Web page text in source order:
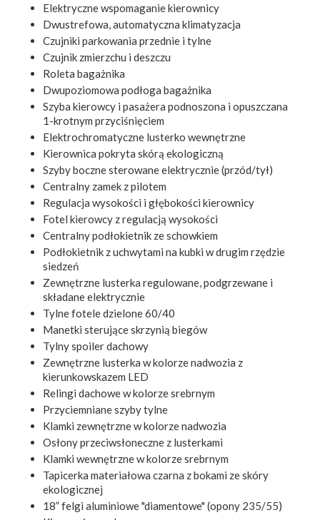
Elektryczne wspomaganie kierownicy
Dwustrefowa, automatyczna klimatyzacja
Czujniki parkowania przednie i tylne
Czujnik zmierzchu i deszczu
Roleta bagażnika
Dwupoziomowa podłoga bagażnika
Szyba kierowcy i pasażera podnoszona i opuszczana
1-krotnym przyciśnięciem
Elektrochromatyczne lusterko wewnętrzne
Kierownica pokryta skórą ekologiczną
Szyby boczne sterowane elektrycznie (przód/tył)
Centralny zamek z pilotem
Regulacja wysokości i głębokości kierownicy
Fotel kierowcy z regulacją wysokości
Centralny podłokietnik ze schowkiem
Podłokietnik z uchwytami na kubki w drugim rzędzie
siedzeń
Zewnętrzne lusterka regulowane, podgrzewane i
składane elektrycznie
Tylne fotele dzielone 60/40
Manetki sterujące skrzynią biegów
Tylny spoiler dachowy
Zewnętrzne lusterka w kolorze nadwozia z
kierunkowskazem LED
Relingi dachowe w kolorze srebrnym
Przyciemniane szyby tylne
Klamki zewnętrzne w kolorze nadwozia
Osłony przeciwsłoneczne z lusterkami
Klamki wewnętrzne w kolorze srebrnym
Tapicerka materiałowa czarna z bokami ze skóry
ekologicznej
18” felgi aluminiowe "diamentowe" (opony 235/55)